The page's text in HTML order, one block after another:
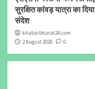
सुरक्षित कांवड़ यात्रा का दिया
संदेश
khabarbharat24.com
2 August 2026
0